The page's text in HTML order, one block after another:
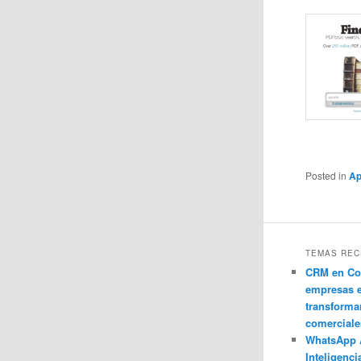
Posted in
TEMAS
CRM en
empresas
WhatsApp